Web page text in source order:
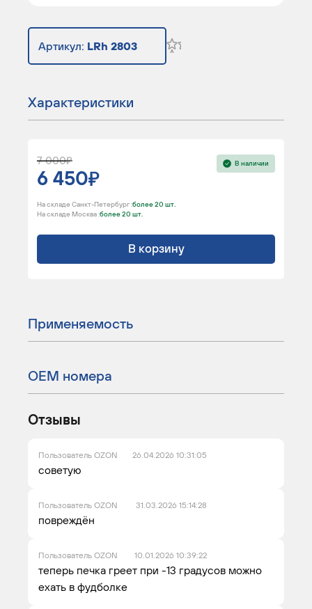
Артикул: LRh 2803
Характеристики
7 000
6 450
В наличии
На складе Санкт-Петербург :более 20 шт.
На складе Москва :более 20 шт.
В корзину
Применяемость
ОЕМ номера
Отзывы
Пользователь OZON 26.04.2026 10:31:05
советую
Пользователь OZON 31.03.2026 15:14:28
повреждён
Пользователь OZON 10.01.2026 10:39:22
теперь печка греет при -13 градусов можно
ехать в фудболке